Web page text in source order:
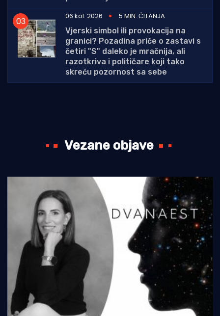
06 kol. 2026
5 MIN. ČITANJA
Vjerski simbol ili provokacija na
granici? Pozadina priče o zastavi s
četiri "S" daleko je mračnija, ali
razotkriva i političare koji tako
skreću pozornost sa sebe
Vezane objave